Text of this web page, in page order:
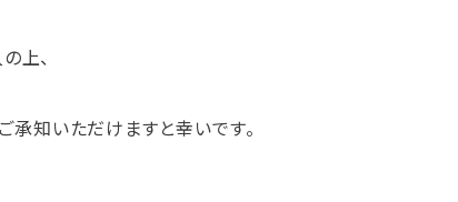
上、
知いただけますと幸いです。